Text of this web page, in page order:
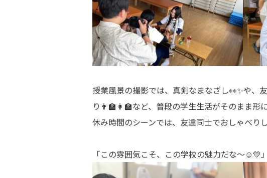
授業風景の撮影では、真剣なまなざし👀✨や
り👨‍🏫👩‍🏫など、普段の学生生活がそのまま形
休み時間のシーンでは、友達同士でおしゃべり
「この雰囲気こそ、この学校の魅力だな〜☺️💛